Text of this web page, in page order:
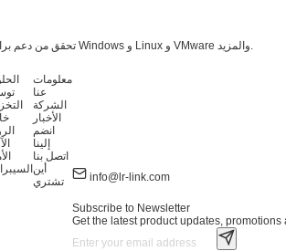
تحقق من دعم برامج التشغيل لنظام التشغيل Windows و Linux و VMware والمزيد.
معلومات
عنا
الشركة
الأخبار
انضم
إلينا
اتصل بنا
أين
تشتري
info@lr-link.com
Subscribe to Newsletter
Get the latest product updates, promotions